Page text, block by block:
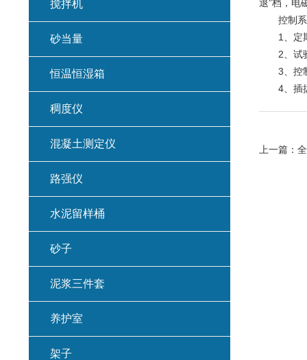
退”档，电
控制系
1、定期
2、试验
3、控制
4、插拔
上一篇：
搅拌机
砂当量
恒温恒湿箱
稠度仪
混凝土测定仪
路强仪
水泥留样桶
砂子
泥浆三件套
养护室
架子